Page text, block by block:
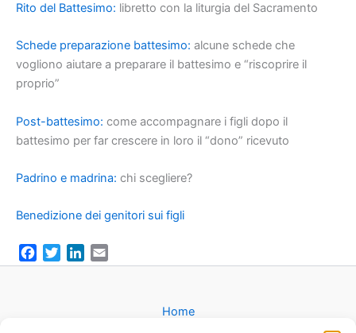
Rito del Battesimo: libretto con la liturgia del Sacramento
Schede preparazione battesimo: alcune schede che
vogliono aiutare a preparare il battesimo e “riscoprire il
proprio”
Post-battesimo: come accompagnare i figli dopo il
battesimo per far crescere in loro il “dono” ricevuto
Padrino e madrina: chi scegliere?
Benedizione dei genitori sui figli
a
w
i
m
Home